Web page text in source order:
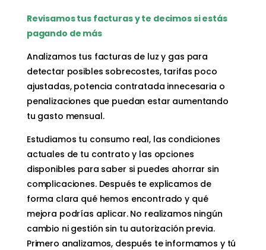
Revisamos tus facturas y te decimos si estás
pagando de más
Analizamos tus facturas de luz y gas para
detectar posibles sobrecostes, tarifas poco
ajustadas, potencia contratada innecesaria o
penalizaciones que puedan estar aumentando
tu gasto mensual.
Estudiamos tu consumo real, las condiciones
actuales de tu contrato y las opciones
disponibles para saber si puedes ahorrar sin
complicaciones. Después te explicamos de
forma clara qué hemos encontrado y qué
mejora podrías aplicar. No realizamos ningún
cambio ni gestión sin tu autorización previa.
Primero analizamos, después te informamos y tú